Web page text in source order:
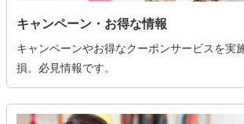
キャンペーン・お得な情報
キャンペーンやお得なクーポンサービスを実
損。必見情報です。